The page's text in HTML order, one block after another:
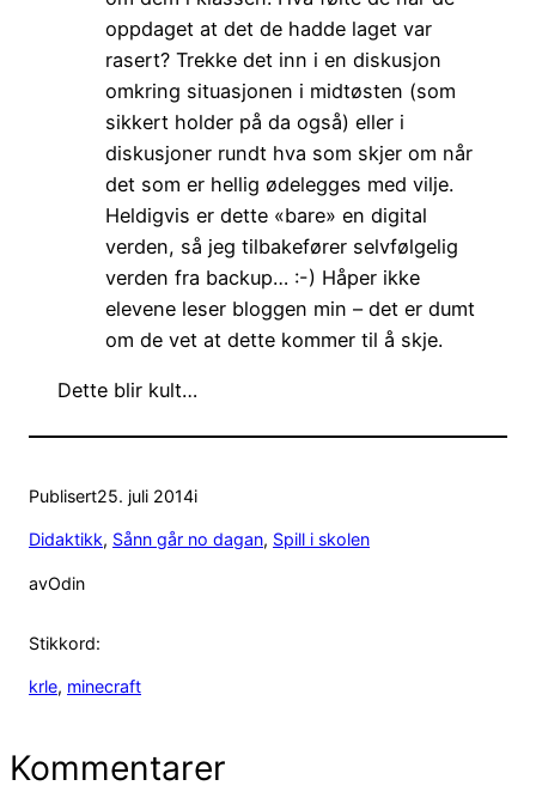
oppdaget at det de hadde laget var
rasert? Trekke det inn i en diskusjon
omkring situasjonen i midtøsten (som
sikkert holder på da også) eller i
diskusjoner rundt hva som skjer om når
det som er hellig ødelegges med vilje.
Heldigvis er dette «bare» en digital
verden, så jeg tilbakefører selvfølgelig
verden fra backup… :-) Håper ikke
elevene leser bloggen min – det er dumt
om de vet at dette kommer til å skje.
Dette blir kult…
Publisert25. juli 2014i
Didaktikk, Sånn går no dagan, Spill i skolen
avOdin
Stikkord:
krle, minecraft
Kommentarer